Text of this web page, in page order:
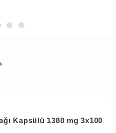
Kapsülü 1380 mg 3x100